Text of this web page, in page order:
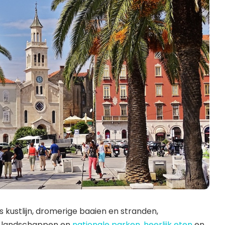
kustlijn, dromerige baaien en stranden,